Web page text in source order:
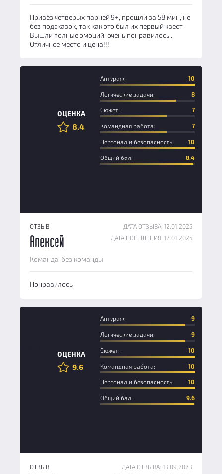
Привёз четверых парней 9+, прошли за 58 мин, не
без подсказок, так как это был их первый квест.
Вышли полные эмоций, очень понравилось...
Отличное место и цена!!!
ОЦЕНКА
8.4
Антураж: 10
Логические задачи: 8
Сюжет: 7
Командная работа: 7
Персонал и безопасность: 10
Общий бал: 8.4
ОТЗЫВ
ДАТА ОТЗЫВА: 12.01.2025
ДАТА ПОСЕЩЕНИЯ: 12.01.2025
Алексей
Команда: без команды
Понравилось
ОЦЕНКА
9.6
Антураж: 9
Логические задачи: 9
Сюжет: 10
Командная работа: 10
Персонал и безопасность: 10
Общий бал: 9.6
ОТЗЫВ
ДАТА ОТЗЫВА: 13.09.2023